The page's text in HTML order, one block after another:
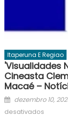
Itaperuna E Regiao
'Visualidades
Cineasta
Macaé –
Posted
on
dezembro 10,
desativadosem